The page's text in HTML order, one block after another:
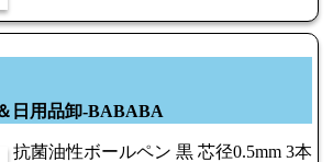
日用品卸-BABABA
抗菌油性ボールペン 黒 芯径0.5mm 3本